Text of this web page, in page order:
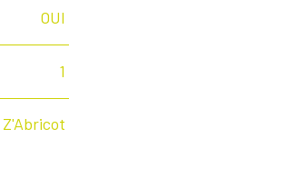
OUI
1